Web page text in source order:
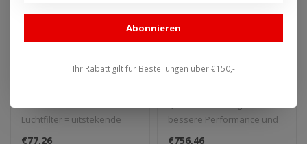
Performance Airfilter
890 SMT 24/'26
Luchtfilter = uitstekende
prestaties en max.
€77,26
KTM
1290 Superadventure
- Magnum Series Slip-
On Muffler Tri-cone
bessere Performance und
Sound.
€756,46
Abonnieren
Ihr Rabatt gilt für Bestellungen über €150,-